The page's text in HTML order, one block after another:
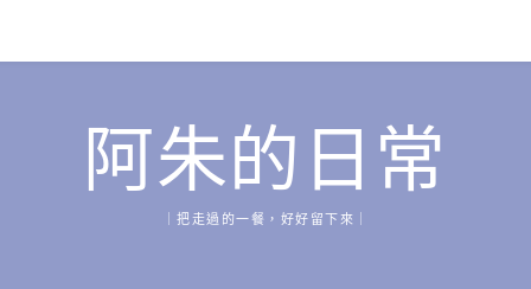
阿朱的日常
｜把走過的一餐，好好留下來｜